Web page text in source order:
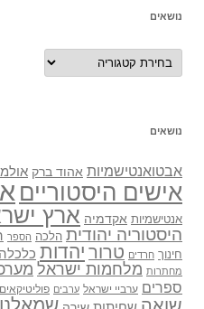
נושאים
נושאים
נושאים
אבטואנטישמיות אהוד ברק
אישים היסטוריים
אנטישמיות אקדמיה ארץ
היסטוריה יהודית הלכה הספר
חינוך חרדים טרור יהדות כלכלה
מחתרות מלחמות ישראל
ספרים ערביי ישראל ערבים פוליטיקאים